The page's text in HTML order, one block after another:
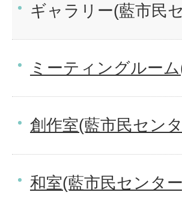
ギャラリー(藍市民
ミーティングルー
創作室(藍市民セン
和室(藍市民センタ